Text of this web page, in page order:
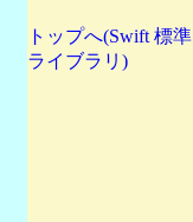
トップへ(Swift 標準
ライブラリ)